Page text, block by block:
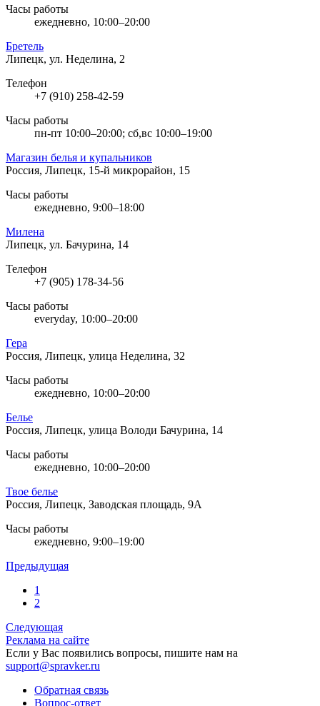
Часы работы
ежедневно, 10:00–20:00
Бретель
Липецк, ул. Неделина, 2
Телефон
+7 (910) 258-42-59
Часы работы
пн-пт 10:00–20:00; сб,вс 10:00–19:00
Магазин белья и купальников
Россия, Липецк, 15-й микрорайон, 15
Часы работы
ежедневно, 9:00–18:00
Милена
Липецк, ул. Бачурина, 14
Телефон
+7 (905) 178-34-56
Часы работы
everyday, 10:00–20:00
Гера
Россия, Липецк, улица Неделина, 32
Часы работы
ежедневно, 10:00–20:00
Белье
Россия, Липецк, улица Володи Бачурина, 14
Часы работы
ежедневно, 10:00–20:00
Твое белье
Россия, Липецк, Заводская площадь, 9А
Часы работы
ежедневно, 9:00–19:00
Предыдущая
1
2
Следующая
Реклама на сайте
Если у Вас появились вопросы, пишите нам на
support@spravker.ru
Обратная связь
Вопрос-ответ